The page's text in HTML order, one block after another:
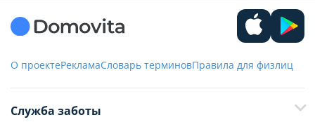
О проектеРекламаСловарь терминовПравила для физлиц
Служба заботы